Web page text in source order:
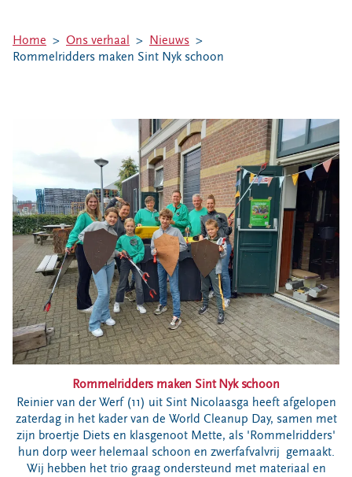
Milieustraten
Nieuws
Ontdek Omrin
Over Omrin
Hier werken we aan
Ecopark De Wierde
Reststoffen Energie Centrale
Projecten
Storing, klacht of vraag
Klantenservice SYP
VeeIgestelde vragen
Pers
Home Ons verhaal
Nieuws
Rommelridders maken Sint Nyk schoon
Rommelridders maken Sint Nyk schoon
Reinier van der Werf (11) uit Sint Nicolaasga heeft afgelopen
zaterdag in het kader van de World Cleanup Day, samen met
zijn broertje Diets en klasgenoot Mette, als 'Rommelridders'
hun dorp weer helemaal schoon en zwerfafvalvrij gemaakt.
Wij hebben het trio graag ondersteund met materiaal en